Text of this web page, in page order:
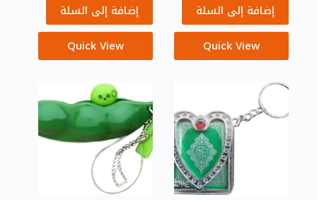
إضافة إلى السلة
Quick View
إضافة إلى السلة
Quick View